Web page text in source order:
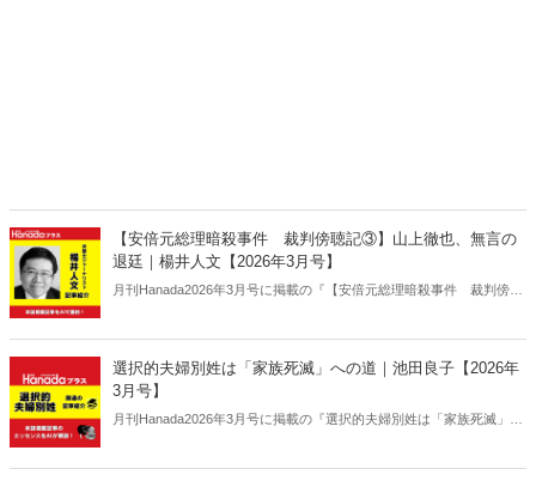
【安倍元総理暗殺事件 裁判傍聴記③】山上徹也、無言の
退廷｜楊井人文【2026年3月号】
月刊Hanada2026年3月号に掲載の『【安倍元総理暗殺事件 裁判傍聴
選択的夫婦別姓は「家族死滅」への道｜池田良子【2026年
3月号】
月刊Hanada2026年3月号に掲載の『選択的夫婦別姓は「家族死滅」へ